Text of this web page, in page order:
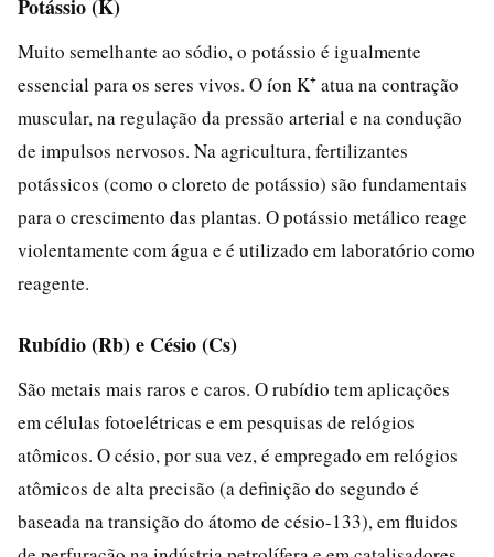
Potássio (K)
Muito semelhante ao sódio, o potássio é igualmente
essencial para os seres vivos. O íon K⁺ atua na contração
muscular, na regulação da pressão arterial e na condução
de impulsos nervosos. Na agricultura, fertilizantes
potássicos (como o cloreto de potássio) são fundamentais
para o crescimento das plantas. O potássio metálico reage
violentamente com água e é utilizado em laboratório como
reagente.
Rubídio (Rb) e Césio (Cs)
São metais mais raros e caros. O rubídio tem aplicações
em células fotoelétricas e em pesquisas de relógios
atômicos. O césio, por sua vez, é empregado em relógios
atômicos de alta precisão (a definição do segundo é
baseada na transição do átomo de césio-133), em fluidos